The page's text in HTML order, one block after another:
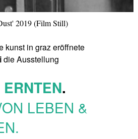
2019 (Film Still)
kunst in graz eröffnete
die Ausstellung
.
LEBEN &